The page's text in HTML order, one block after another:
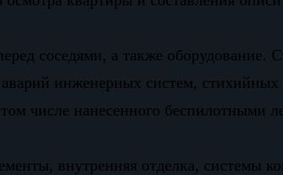
соседями, а также оборудование.
инженерных систем,
числе нанесенного беспилотными
внутренняя отделка, системы